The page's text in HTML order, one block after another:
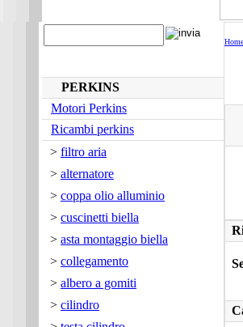
PERKINS
Motori Perkins
Ricambi perkins
> filtro aria
> alternatore
> coppa olio alluminio
> cuscinetti biella
> asta montaggio biella
> collegamento
> albero a gomiti
> cilindro
Home